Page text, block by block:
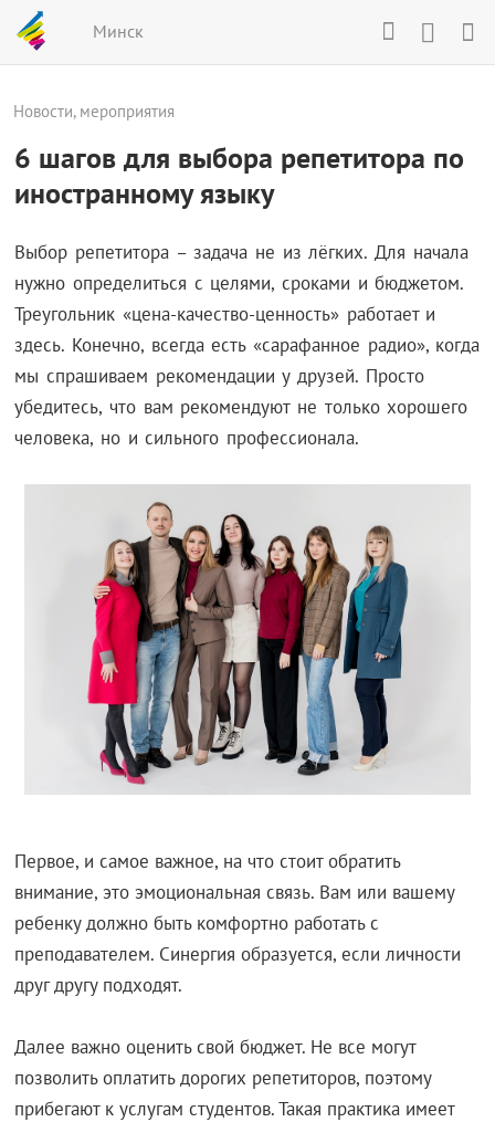
Минск
Новости, мероприятия
6 шагов для выбора репетитора по
иностранному языку
Выбор репетитора – задача не из лёгких. Для начала
нужно определиться с целями, сроками и бюджетом.
Треугольник «цена-качество-ценность» работает и
здесь. Конечно, всегда есть «сарафанное радио», когда
мы спрашиваем рекомендации у друзей. Просто
убедитесь, что вам рекомендуют не только хорошего
человека, но и сильного профессионала.
Первое, и самое важное, на что стоит обратить
внимание, это эмоциональная связь. Вам или вашему
ребенку должно быть комфортно работать с
преподавателем. Синергия образуется, если личности
друг другу подходят.
Далее важно оценить свой бюджет. Не все могут
позволить оплатить дорогих репетиторов, поэтому
прибегают к услугам студентов. Такая практика имеет